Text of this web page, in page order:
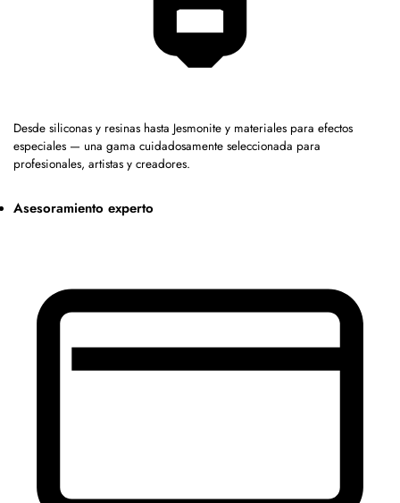
Desde siliconas y resinas hasta Jesmonite y materiales para efectos
especiales — una gama cuidadosamente seleccionada para
profesionales, artistas y creadores.
Asesoramiento experto